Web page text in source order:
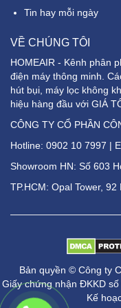
Tin hay mỗi ngày
VỀ CHÚNG TÔI
HOMEAIR - Kênh phân
điện máy thông minh.
hút bụi, máy lọc không
hiệu hàng đầu với GIÁ
CÔNG TY CỔ PHẦN
Hotline: 0902 10 7997 |
Showroom HN: Số 603
TP.HCM: Opal Tower,
Bản quyền © Công ty
Giấy chứng nhận ĐKKD
Kế